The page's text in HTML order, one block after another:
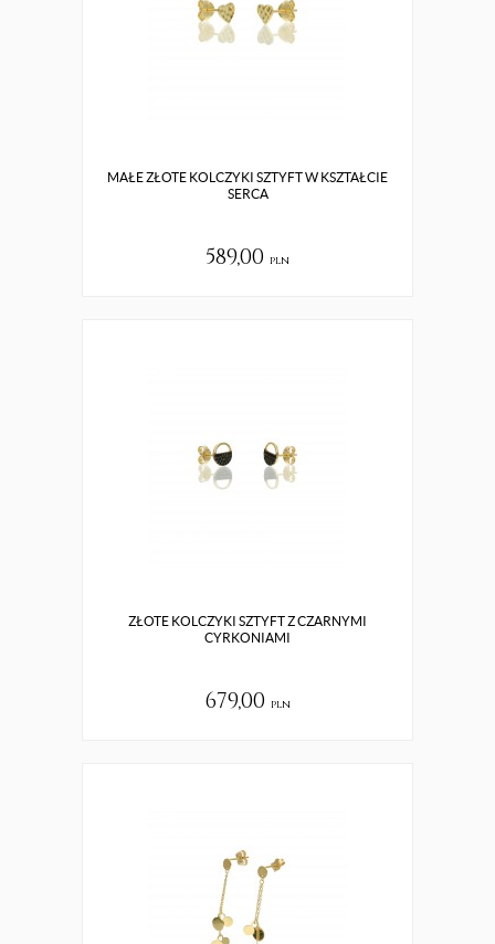
MAŁE ZŁOTE KOLCZYKI SZTYFT W KSZTAŁCIE
SERCA
589,00 pln
ZŁOTE KOLCZYKI SZTYFT Z CZARNYMI
CYRKONIAMI
679,00 pln